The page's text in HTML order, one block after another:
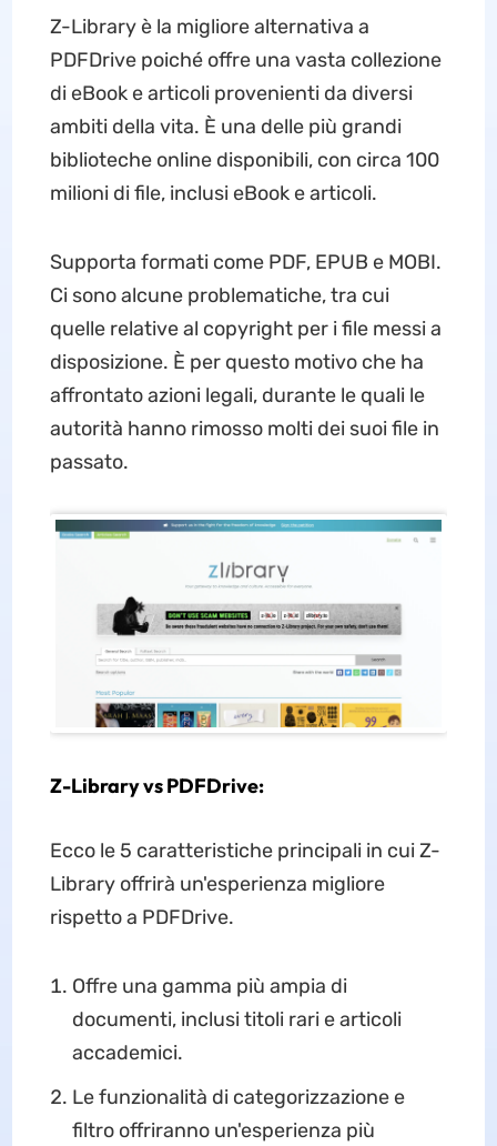
Z-Library è la migliore alternativa a
PDFDrive poiché offre una vasta collezione
di eBook e articoli provenienti da diversi
ambiti della vita. È una delle più grandi
biblioteche online disponibili, con circa 100
milioni di file, inclusi eBook e articoli.
Supporta formati come PDF, EPUB e MOBI.
Ci sono alcune problematiche, tra cui
quelle relative al copyright per i file messi a
disposizione. È per questo motivo che ha
affrontato azioni legali, durante le quali le
autorità hanno rimosso molti dei suoi file in
passato.
Z-Library vs PDFDrive:
Ecco le 5 caratteristiche principali in cui Z-
Library offrirà un'esperienza migliore
rispetto a PDFDrive.
Offre una gamma più ampia di
documenti, inclusi titoli rari e articoli
accademici.
Le funzionalità di categorizzazione e
filtro offriranno un'esperienza più